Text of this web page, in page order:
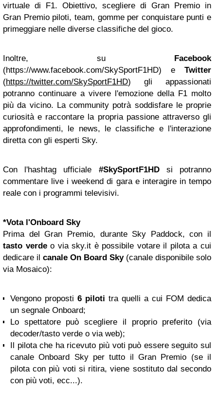
virtuale di F1. Obiettivo, scegliere di Gran Premio in
Gran Premio piloti, team, gomme per conquistare punti e
primeggiare nelle diverse classifiche del gioco.
Inoltre, su Facebook
(https://www.facebook.com/SkySportF1HD) e Twitter
(https://twitter.com/SkySportF1HD) gli appassionati
potranno continuare a vivere l'emozione della F1 molto
più da vicino. La community potrà soddisfare le proprie
curiosità e raccontare la propria passione attraverso gli
approfondimenti, le news, le classifiche e l'interazione
diretta con gli esperti Sky.
Con l'hashtag ufficiale #SkySportF1HDsi potranno
commentare live i weekend di gara e interagire in tempo
reale con i programmi televisivi.
*Vota l'Onboard Sky
Prima del Gran Premio, durante Sky Paddock, con il
tasto verdeo via sky.it è possibile votare il pilota a cui
dedicare il canale On Board Sky(canale disponibile solo
via Mosaico):
Vengono proposti 6 piloti tra quelli a cui FOM dedica
un segnale Onboard;
Lo spettatore può scegliere il proprio preferito (via
decoder/tasto verde o via web);
Il pilota che ha ricevuto più voti può essere seguito sul
canale Onboard Sky per tutto il Gran Premio (se il
pilota con più voti si ritira, viene sostituto dal secondo
con più voti, ecc...).